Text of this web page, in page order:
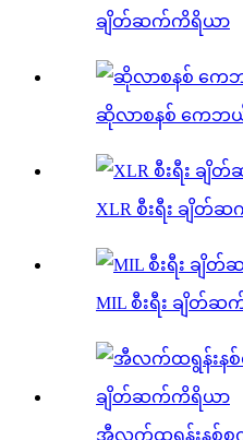
ချိတ်ဆက်ကိရိယာ
ဆိုလာစနစ် ကေ
XLR စီးရီး ချိတ်
MIL စီးရီး ချိတ်ဆ
အီလက်ထရွန်းနစ်စက်ဘီ